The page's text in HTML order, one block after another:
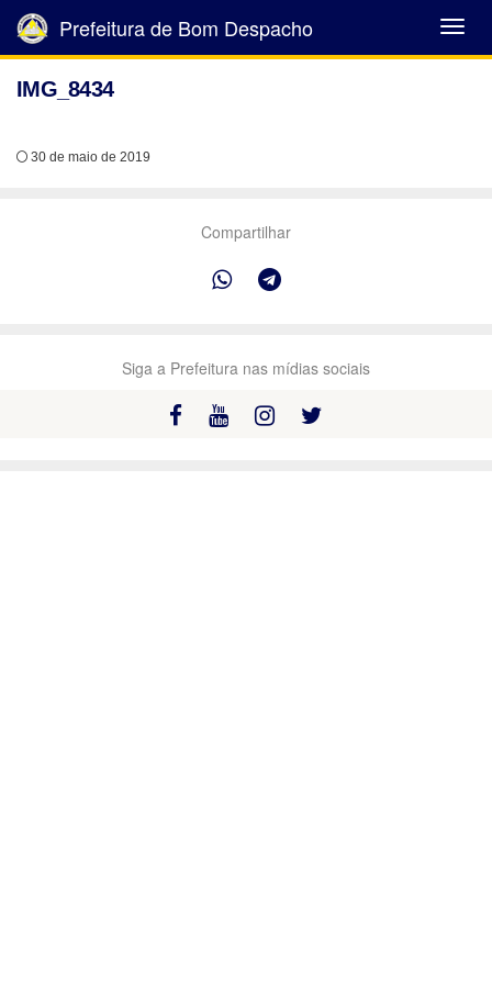
Abrir
Menu
Prefeitura de Bom Despacho
IMG_8434
30 de maio de 2019
Compartilhar
Siga a Prefeitura nas mídias sociais